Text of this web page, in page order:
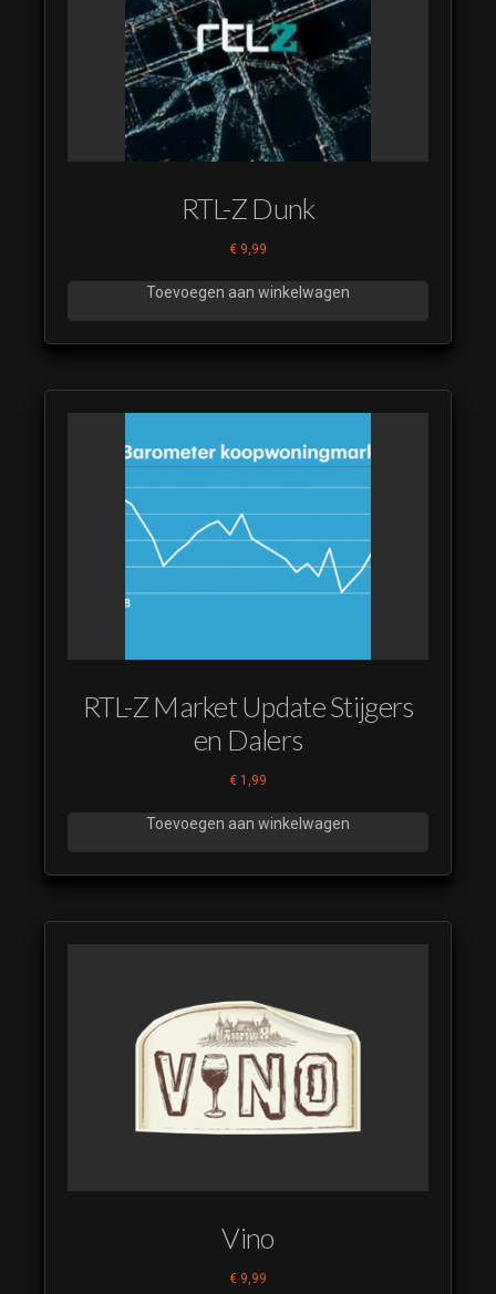
RTL-Z Dunk
€ 9,99
Toevoegen aan winkelwagen
RTL-Z Market Update Stijgers
en Dalers
€ 1,99
Toevoegen aan winkelwagen
Vino
€ 9,99